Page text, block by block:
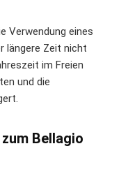
Verwendung eines
längere Zeit nicht
im Freien
und die
Bellagio